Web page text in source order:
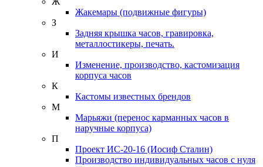
Жакемары (подвижные фигуры)
З
Задняя крышка часов, гравировка,
металлостикеры, печать.
И
Изменение, производство, кастомизация
корпуса часов
К
Кастомы известных брендов
М
Марьяжи (перенос карманных часов в
наручные корпуса)
П
Проект ИС-20-16 (Иосиф Сталин)
Производство индивидуальных часов с нуля